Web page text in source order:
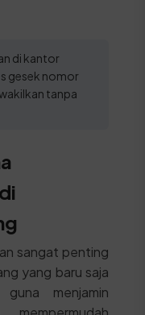
di kantor
gesek nomor
tanpa
sangat penting
yang baru saja
menjamin